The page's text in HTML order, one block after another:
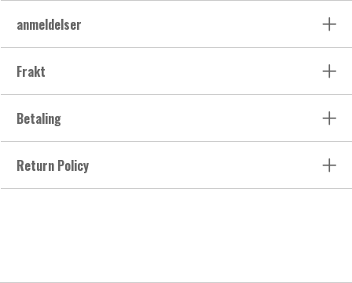
anmeldelser
Frakt
Betaling
Return Policy